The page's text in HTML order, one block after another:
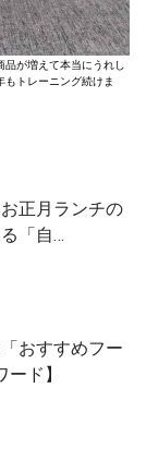
が増えて本当にうれし
トレーニング続けま
正月ランチの
「自…
おすすめフー
ド】